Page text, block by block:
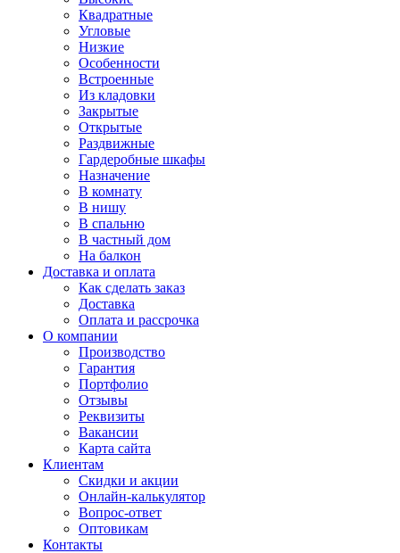
Квадратные
Угловые
Низкие
Особенности
Встроенные
Из кладовки
Закрытые
Открытые
Раздвижные
Гардеробные шкафы
Назначение
В комнату
В нишу
В спальню
В частный дом
На балкон
Доставка и оплата
Как сделать заказ
Доставка
Оплата и рассрочка
О компании
Производство
Гарантия
Портфолио
Отзывы
Реквизиты
Вакансии
Карта сайта
Клиентам
Скидки и акции
Онлайн-калькулятор
Вопрос-ответ
Оптовикам
Контакты